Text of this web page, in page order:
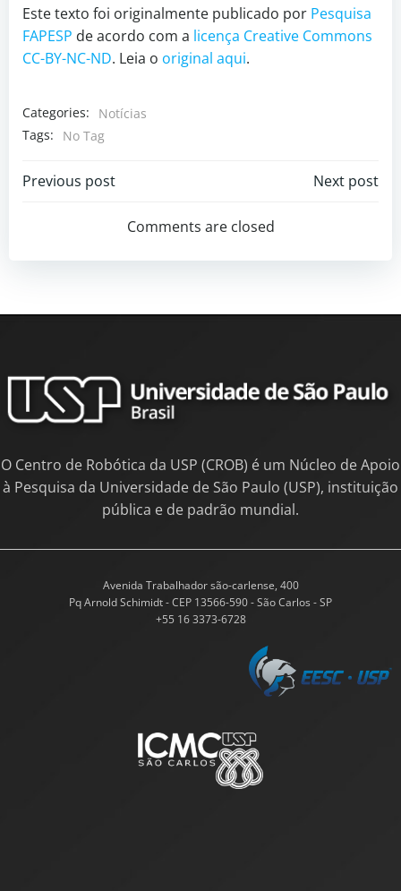
Este texto foi originalmente publicado por Pesquisa
FAPESP de acordo com a licença Creative Commons
CC-BY-NC-ND. Leia o original aqui.
Categories:
Notícias
Tags:
No Tag
Previous post Next post
Comments are closed
O Centro de Robótica da USP (CROB) é um Núcleo de Apoio
à Pesquisa da Universidade de São Paulo (USP), instituição
pública e de padrão mundial.
Avenida Trabalhador são-carlense, 400
Pq Arnold Schimidt - CEP 13566-590 - São Carlos - SP
+55 16 3373-6728